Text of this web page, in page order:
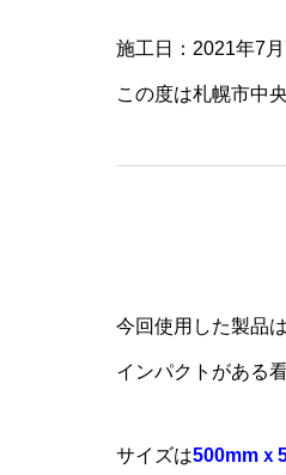
施工日：2021年7月
この度は札幌市中
今回使用した製品
インパクトがある
サイズは500mmｘ